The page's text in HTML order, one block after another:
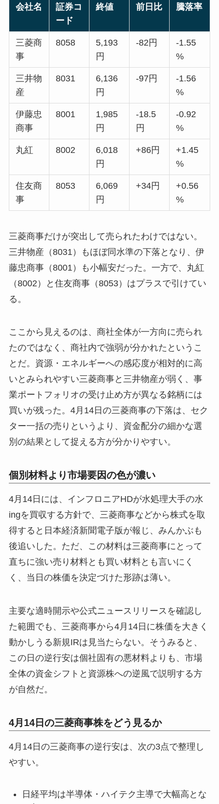
会社名
証券コ
ード
終値 前日比 騰落率
三菱商
事
8058
5,193
円
-82円
-1.55
%
三井物
産
8031
6,136
円
-97円
-1.56
%
伊藤忠
商事
8001
1,985
円
-18.5
円
-0.92
%
丸紅 8002
6,018
円
+86円
+1.45
%
住友商
事
8053
6,069
円
+34円
+0.56
%
三菱商事だけが突出して売られたわけではない。
三井物産（8031）もほぼ同水準の下落となり、伊
藤忠商事（8001）も小幅安だった。一方で、丸紅
（8002）と住友商事（8053）はプラスで引けてい
る。
ここから見えるのは、商社全体が一方向に売られ
たのではなく、商社内で強弱が分かれたというこ
とだ。資源・エネルギーへの感応度が相対的に高
いとみられやすい三菱商事と三井物産が弱く、事
業ポートフォリオの受け止め方が異なる銘柄には
買いが残った。4月14日の三菱商事の下落は、セク
ター一括の売りというより、資金配分の細かな選
別の結果として捉える方が分かりやすい。
個別材料より市場要因の色が濃い
4月14日には、インフロニアHDが水処理大手の水
ingを買収する方針で、三菱商事などから株式を取
得すると日本経済新聞電子版が報じ、みんかぶも
後追いした。ただ、この材料は三菱商事にとって
直ちに強い売り材料とも買い材料とも言いにく
く、当日の株価を決定づけた形跡は薄い。
主要な適時開示や公式ニュースリリースを確認し
た範囲でも、三菱商事から4月14日に株価を大きく
動かしうる新規IRは見当たらない。そうみると、
この日の逆行安は個社固有の悪材料よりも、市場
全体の資金シフトと資源株への逆風で説明する方
が自然だ。
4月14日の三菱商事株をどう見るか
4月14日の三菱商事の逆行安は、次の3点で整理し
やすい。
日経平均は半導体・ハイテク主導で大幅高とな